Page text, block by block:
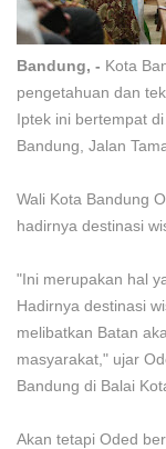
Bandung, - Kota
pengetahuan dan
Iptek ini bertempat
Bandung, Jalan
Wali Kota Bandung
hadirnya destinasi
"Ini merupakan hal
Hadirnya destinasi
melibatkan Batan
masyarakat," ujar
Bandung di Balai
Akan tetapi Oded